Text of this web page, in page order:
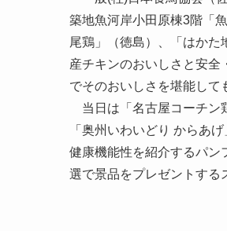
築地魚河岸小田原棟3階「
尾鶏」（徳島）、「はかた
産チキンのおいしさと安
でそのおいしさを堪能して
当日は「名古屋コーチン
「奥州いわいどり からあ
健康機能性を紹介するパン
選で景品をプレゼントする